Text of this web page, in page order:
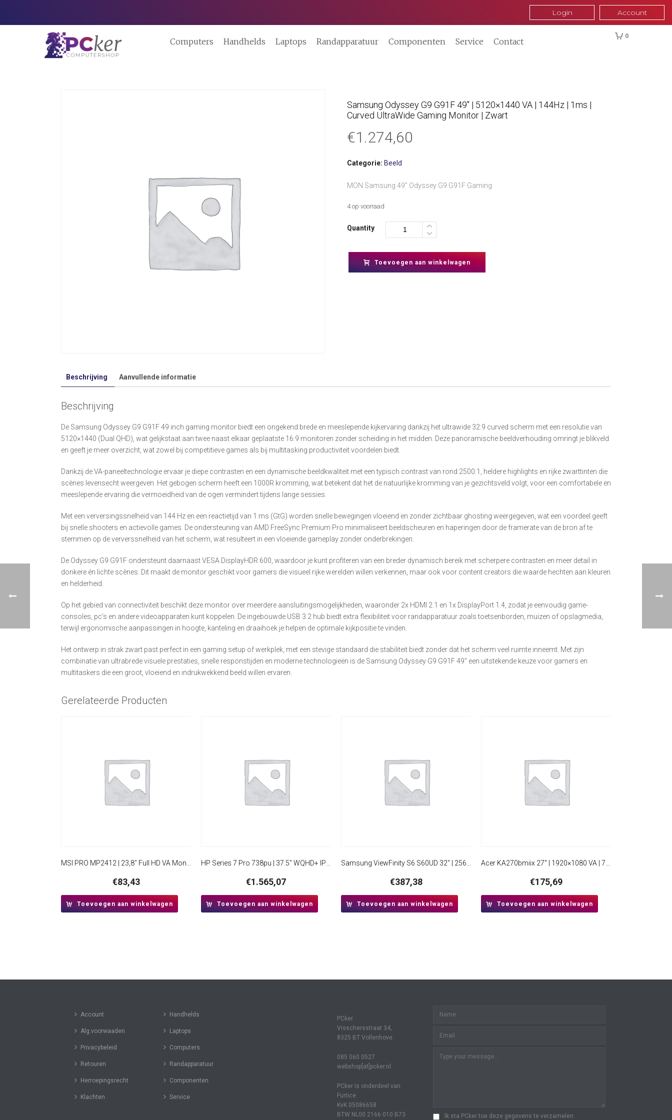
Login Account
Computers Handhelds Laptops Randapparatuur Componenten Service Contact
0
Samsung Odyssey G9 G91F 49″ | 5120×1440 VA | 144Hz | 1ms |
Curved UltraWide Gaming Monitor | Zwart
€1.274,60
Categorie: Beeld
MON Samsung 49” Odyssey G9 G91F Gaming
4 op voorraad
Quantity
Toevoegen aan winkelwagen
Beschrijving Aanvullende informatie
Beschrijving
De Samsung Odyssey G9 G91F 49 inch gaming monitor biedt een ongekend brede en meeslepende kijkervaring dankzij het ultrawide 32:9 curved scherm met een resolutie van
5120×1440 (Dual QHD), wat gelijkstaat aan twee naast elkaar geplaatste 16:9 monitoren zonder scheiding in het midden. Deze panoramische beeldverhouding omringt je blikveld
en geeft je meer overzicht, wat zowel bij competitieve games als bij multitasking productiviteit voordelen biedt.
Dankzij de VA-paneeltechnologie ervaar je diepe contrasten en een dynamische beeldkwaliteit met een typisch contrast van rond 2500:1, heldere highlights en rijke zwarttinten die
scènes levensecht weergeven. Het gebogen scherm heeft een 1000R kromming, wat betekent dat het de natuurlijke kromming van je gezichtsveld volgt, voor een comfortabele en
meeslepende ervaring die vermoeidheid van de ogen vermindert tijdens lange sessies.
Met een verversingssnelheid van 144 Hz en een reactietijd van 1 ms (GtG) worden snelle bewegingen vloeiend en zonder zichtbaar ghosting weergegeven, wat een voordeel geeft
bij snelle shooters en actievolle games. De ondersteuning van AMD FreeSync Premium Pro minimaliseert beeldscheuren en haperingen door de framerate van de bron af te
stemmen op de ververssnelheid van het scherm, wat resulteert in een vloeiende gameplay zonder onderbrekingen.
De Odyssey G9 G91F ondersteunt daarnaast VESA DisplayHDR 600, waardoor je kunt profiteren van een breder dynamisch bereik met scherpere contrasten en meer detail in
donkere én lichte scènes. Dit maakt de monitor geschikt voor gamers die visueel rijke werelden willen verkennen, maar ook voor content creators die waarde hechten aan kleuren
en helderheid.
Op het gebied van connectiviteit beschikt deze monitor over meerdere aansluitingsmogelijkheden, waaronder 2x HDMI 2.1 en 1x DisplayPort 1.4, zodat je eenvoudig game-
consoles, pc’s en andere videoapparaten kunt koppelen. De ingebouwde USB 3.2 hub biedt extra flexibiliteit voor randapparatuur zoals toetsenborden, muizen of opslagmedia,
terwijl ergonomische aanpassingen in hoogte, kanteling en draaihoek je helpen de optimale kijkpositie te vinden.
Het ontwerp in strak zwart past perfect in een gaming setup of werkplek, met een stevige standaard die stabiliteit biedt zonder dat het scherm veel ruimte inneemt. Met zijn
combinatie van ultrabrede visuele prestaties, snelle responstijden en moderne technologieën is de Samsung Odyssey G9 G91F 49″ een uitstekende keuze voor gamers en
multitaskers die een groot, vloeiend en indrukwekkend beeld willen ervaren.
Gerelateerde Producten
MSI PRO MP2412 | 23,8″ Full HD VA Monitor (100Hz) | 1920×1080 | HDMI + DisplayPort | VESA
€83,43
Toevoegen aan winkelwagen
HP Series 7 Pro 738pu | 37.5″ WQHD+ IPS Black Curved | Thunderbolt 4 | USB-C Docking Monitor
€1.565,07
Toevoegen aan winkelwagen
Samsung ViewFinity S6 S60UD 32″ | 2560×1440 IPS | 100Hz | USB-Hub | Monitor
€387,38
Toevoegen aan winkelwagen
Acer KA270bmiix 27” | 1920×1080 VA | 75Hz | Full HD Monitor
€175,69
Toevoegen aan winkelwagen
Account
Alg.voorwaaden
Privacybeleid
Retouren
Herroepingsrecht
Klachten
Handhelds
Laptops
Computers
Randapparatuur
Componenten
Service
PCker
Visschersstraat 34,
8325 BT Vollenhove
085 060 0527
webshop[at]pcker.nl
PCker is onderdeel van
Furtice
KvK 05086658
BTW NL00 2166 010 B73
Ik sta PCker toe deze gegevens te verzamelen.